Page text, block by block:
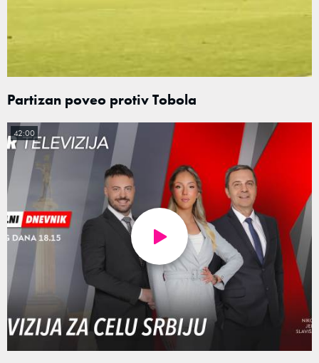
Partizan poveo protiv Tobola
42:00